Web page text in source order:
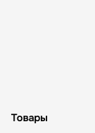
Товары